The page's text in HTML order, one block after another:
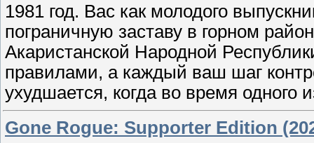
1981 год. Вас как молодого
пограничную заставу в горном
Акаристанской Народной
правилами, а каждый ваш шаг
ухудшается, когда во время
Gone Rogue: Supporter Edition